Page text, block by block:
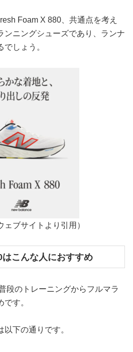
Foam X 880、共通点を考え
ンニングシューズであり、ランナ
しょう。
ェブサイトより引用）
こんな人におすすめ
段のトレーニングからフルマラ
す。
下の通りです。